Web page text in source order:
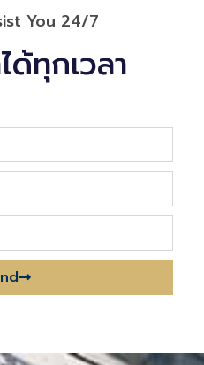
You 24/7
ด้ทุกเวลา